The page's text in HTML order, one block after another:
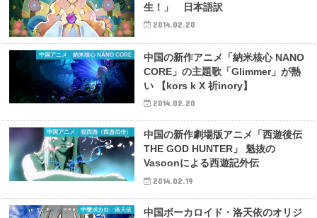
生！」 日本語訳
2014.02.20
中国アニメ 納米核心 NANO CORE
中国の新作アニメ「納米核心 NANO
CORE」の主題歌「Glimmer」が熱
い 【kors k X 祈inory】
2014.02.20
中国アニメ 狠西游（西游后传）
中国の新作劇場版アニメ「西遊後伝
THE GOD HUNTER」 魁抜の
Vasoonによる西遊記外伝
2014.02.19
中華ボカロ 洛天依
中国ボーカロイド・洛天依のオリジ